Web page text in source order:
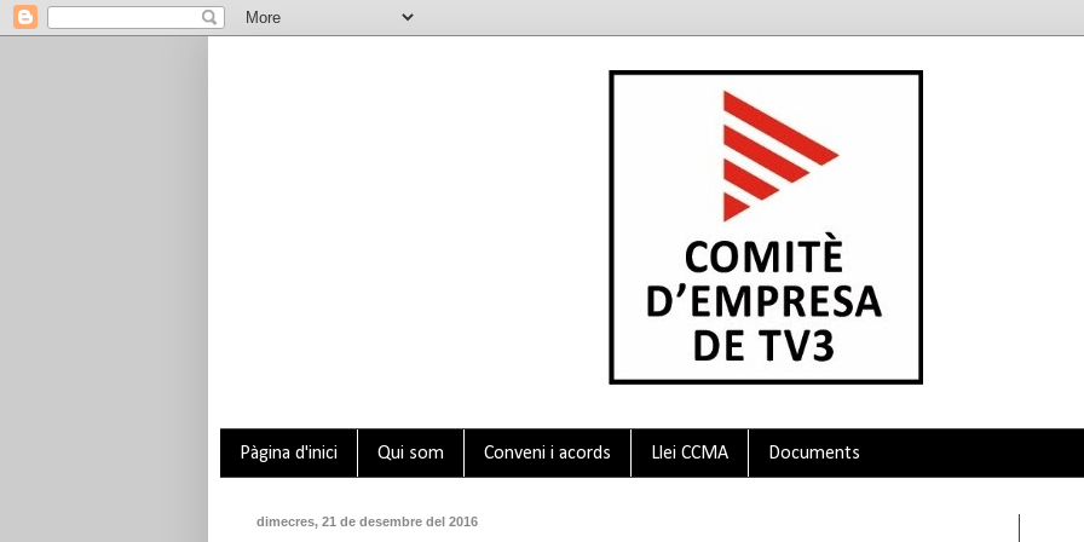
Pàgina d'inici Qui som Conveni i acords Llei CCMA Documents
dimecres, 21 de desembre del 2016